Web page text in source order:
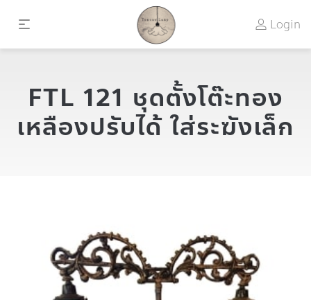
Login
FTL 121 ชุดตั้งโต๊ะทอง
เหลืองปรับได้ ใส่ระฆังเล็ก